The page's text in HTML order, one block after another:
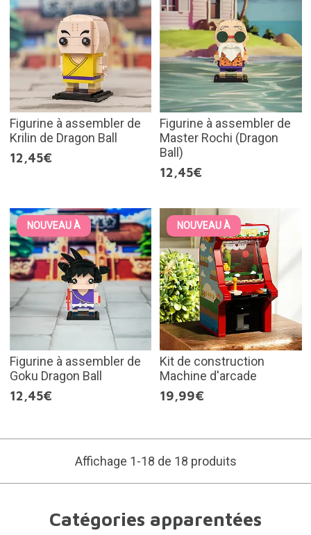
Figurine à assembler de
Krilin de Dragon Ball
12,45€
Figurine à assembler de
Master Rochi (Dragon
Ball)
12,45€
NOUVEAU À
Figurine à assembler de
Goku Dragon Ball
12,45€
NOUVEAU À
Kit de construction
Machine d'arcade
19,99€
Affichage 1-18 de 18 produits
Catégories apparentées